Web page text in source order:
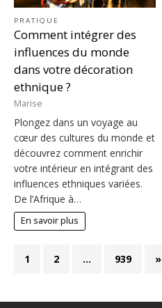
PRATIQUE
Comment intégrer des
influences du monde
dans votre décoration
ethnique ?
Marise
Plongez dans un voyage au
cœur des cultures du monde et
découvrez comment enrichir
votre intérieur en intégrant des
influences ethniques variées.
De l’Afrique à…
En savoir plus
1 2 … 939 »